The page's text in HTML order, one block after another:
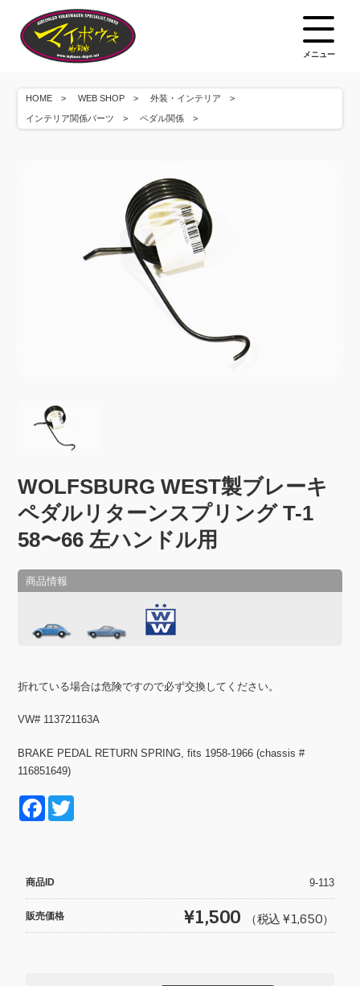
メニュー
HOME WEB SHOP 外装・インテリア
インテリア関係パーツ ペダル関係
WOLFSBURG WEST製ブレーキ
ペダルリターンスプリング T-1
58〜66 左ハンドル用
折れている場合は危険ですので必ず交換してください。
VW# 113721163A
BRAKE PEDAL RETURN SPRING, fits 1958-1966 (chassis #
116851649)
F
e
b
o
商品ID 9-113
販売価格 ¥1,500 （税込 ¥1,650）